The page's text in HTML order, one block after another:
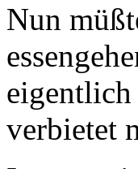
Nun
eigentlich
verbietet